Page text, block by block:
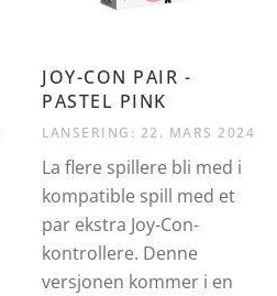
JOY-CON PAIR -
PASTEL PINK
LANSERING: 22. MARS 2024
La flere spillere bli med i
kompatible spill med et
par ekstra Joy-Con-
kontrollere. Denne
versjonen kommer i en